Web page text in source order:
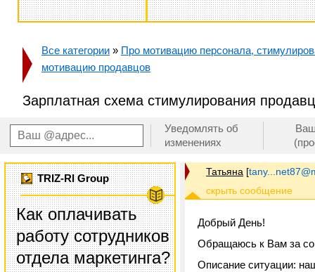
Все категории » Про мотивацию персонала,
мотивацию продавцов
Зарплатная схема стимулирования
Уведомлять об
изменениях
TRIZ-RI Group
Как оплачивать
работу сотрудников
отдела маркетинга?
Татьяна [
Добрый День!
Обращаюсь к Вам за
Описание ситуации: